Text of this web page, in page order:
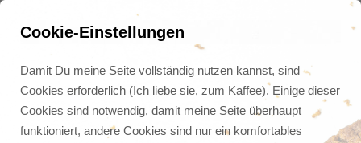
Cookie-Einstellungen
Damit Du meine Seite vollständig nutzen kannst, sind
Cookies erforderlich (Ich liebe sie, zum Kaffee). Einige dieser
Cookies sind notwendig, damit meine Seite überhaupt
funktioniert, andere Cookies sind nur ein komfortables